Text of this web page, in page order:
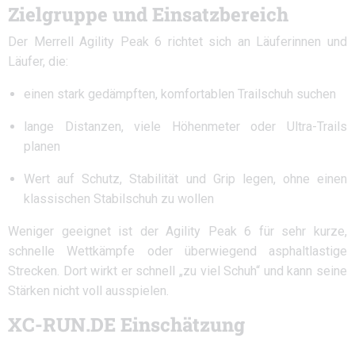
Zielgruppe und Einsatzbereich
Der Merrell Agility Peak 6 richtet sich an Läuferinnen und
Läufer, die:
einen stark gedämpften, komfortablen Trailschuh suchen
lange Distanzen, viele Höhenmeter oder Ultra-Trails
planen
Wert auf Schutz, Stabilität und Grip legen, ohne einen
klassischen Stabilschuh zu wollen
Weniger geeignet ist der Agility Peak 6 für sehr kurze,
schnelle Wettkämpfe oder überwiegend asphaltlastige
Strecken. Dort wirkt er schnell „zu viel Schuh“ und kann seine
Stärken nicht voll ausspielen.
XC-RUN.DE Einschätzung